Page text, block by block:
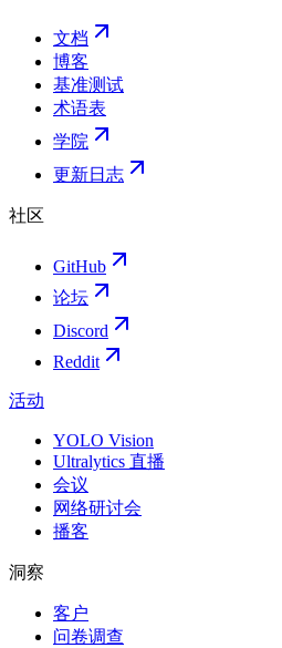
文档
博客
基准测试
术语表
学院
更新日志
社区
GitHub
论坛
Discord
Reddit
活动
YOLO Vision
Ultralytics 直播
会议
网络研讨会
播客
洞察
客户
问卷调查